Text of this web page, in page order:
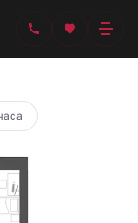
13 691 092 руб.